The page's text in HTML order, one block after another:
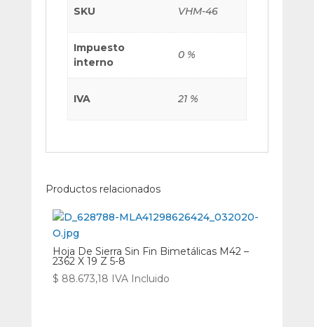
SKU VHM-46
Impuesto
interno
0 %
IVA 21 %
Productos relacionados
Hoja De Sierra Sin Fin Bimetálicas M42 –
2362 X 19 Z 5-8
$ 88.673,18 IVA Incluido